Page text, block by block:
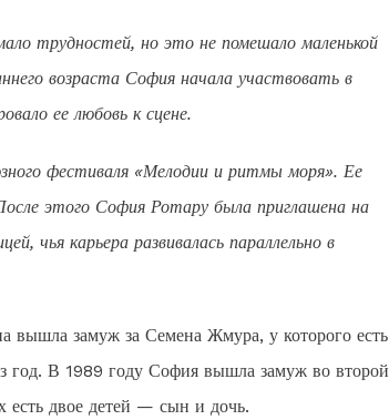
трудностей, но это не помешало маленькой
возраста София начала участвовать в
ее любовь к сцене.
фестиваля «Мелодии и ритмы моря». Ее
этого София Ротару была приглашена на
чья карьера развивалась параллельно в
вышла замуж за Семена Жмура, у которого есть
год. В 1989 году София вышла замуж во второй
есть двое детей — сын и дочь.